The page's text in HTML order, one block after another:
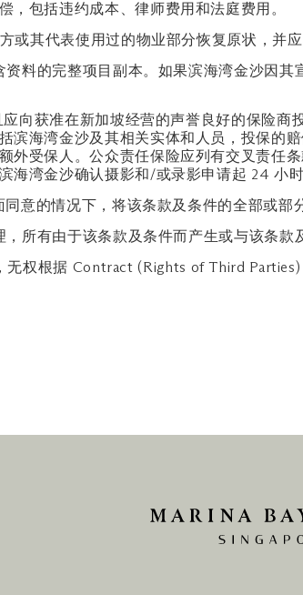
，包括违约成本、律师费用和法庭费用。
或其代表使用过的物业部分恢复原状，并
料的完整项目副本。如果滨海湾金沙因
向获准在新加坡经营的声誉良好的保险
滨海湾金沙及其相关实体和人员，投保的
外受保人。公众责任保险应列有交叉责任
海湾金沙确认摄影和/或录影申请起 24 小
意的情况下，将该条款及条件的全部或部
所有由于该条款及条件而产生或与该条款
无权根据 Contract (Rights of Third